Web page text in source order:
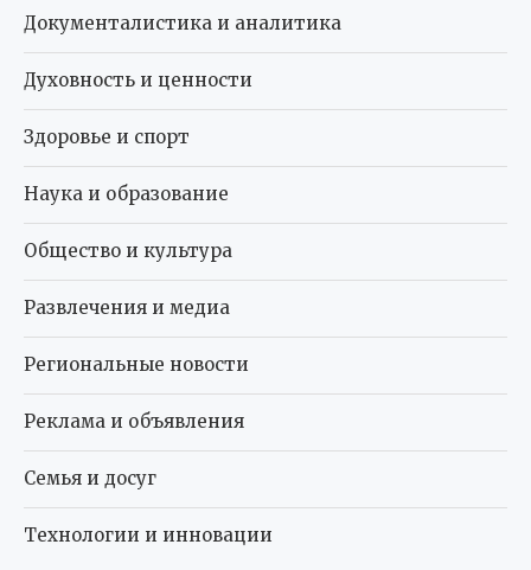
Документалистика и аналитика
Духовность и ценности
Здоровье и спорт
Наука и образование
Общество и культура
Развлечения и медиа
Региональные новости
Реклама и объявления
Семья и досуг
Технологии и инновации